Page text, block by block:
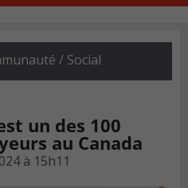
/ Social
un des 100
au Canada
à 15h11